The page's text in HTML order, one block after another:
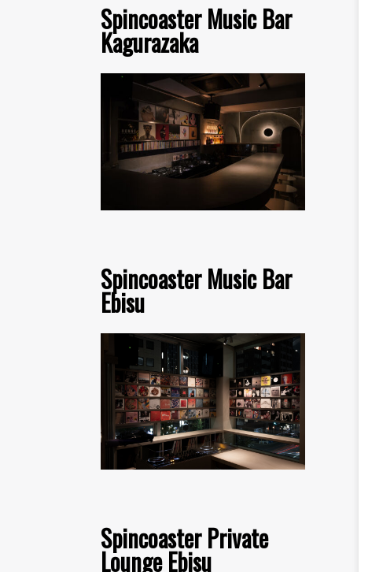
Spincoaster Music Bar
Kagurazaka
Spincoaster Music Bar
Ebisu
Spincoaster Private
Lounge Ebisu